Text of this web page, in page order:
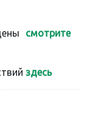
смотрите
здесь